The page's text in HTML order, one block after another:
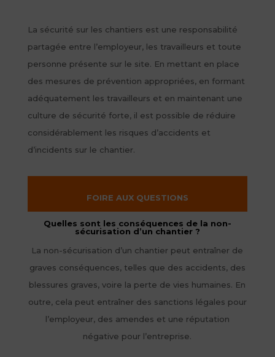
La sécurité sur les chantiers est une responsabilité
partagée entre l’employeur, les travailleurs et toute
personne présente sur le site. En mettant en place
des mesures de prévention appropriées, en formant
adéquatement les travailleurs et en maintenant une
culture de sécurité forte, il est possible de réduire
considérablement les risques d’accidents et
d’incidents sur le chantier.
FOIRE AUX QUESTIONS
Quelles sont les conséquences de la non-
sécurisation d’un chantier ?
La non-sécurisation d’un chantier peut entraîner de
graves conséquences, telles que des accidents, des
blessures graves, voire la perte de vies humaines. En
outre, cela peut entraîner des sanctions légales pour
l’employeur, des amendes et une réputation
négative pour l’entreprise.